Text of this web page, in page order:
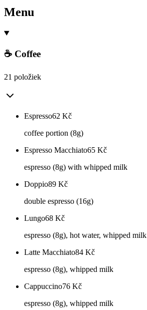
Menu
☕ Coffee
21 položiek
Espresso62 Kč
coffee portion (8g)
Espresso Macchiato65 Kč
espresso (8g) with whipped milk
Doppio89 Kč
double espresso (16g)
Lungo68 Kč
espresso (8g), hot water, whipped milk
Latte Macchiato84 Kč
espresso (8g), whipped milk
Cappuccino76 Kč
espresso (8g), whipped milk